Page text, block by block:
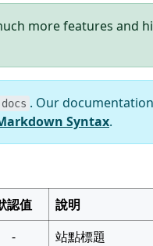
more features and
docs . Our
Syntax.
認值
說明
-
站點標題